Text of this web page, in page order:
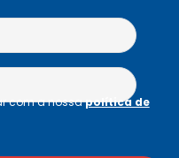
com a nossapolítica de